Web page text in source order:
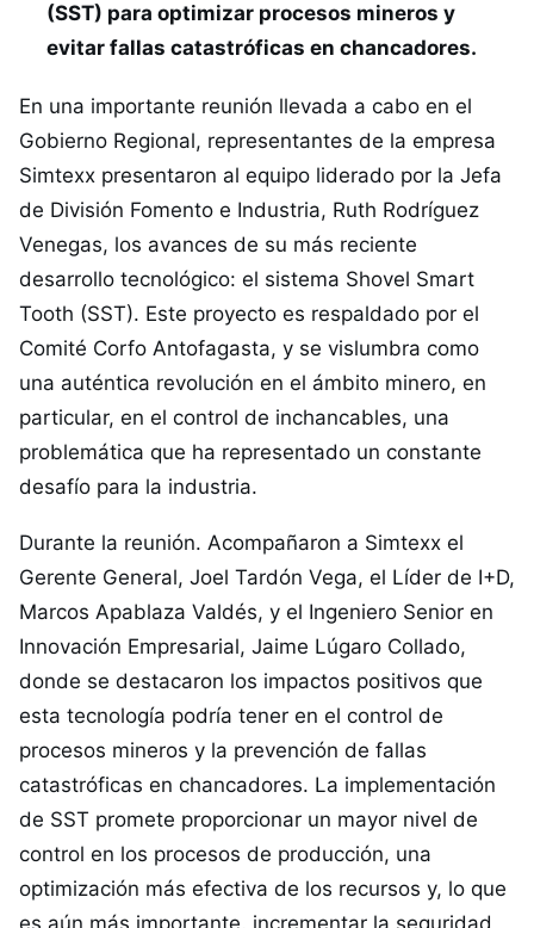
(SST) para optimizar procesos mineros y
evitar fallas catastróficas en chancadores.
En una importante reunión llevada a cabo en el
Gobierno Regional, representantes de la empresa
Simtexx presentaron al equipo liderado por la Jefa
de División Fomento e Industria, Ruth Rodríguez
Venegas, los avances de su más reciente
desarrollo tecnológico: el sistema Shovel Smart
Tooth (SST). Este proyecto es respaldado por el
Comité Corfo Antofagasta, y se vislumbra como
una auténtica revolución en el ámbito minero, en
particular, en el control de inchancables, una
problemática que ha representado un constante
desafío para la industria.
Durante la reunión. Acompañaron a Simtexx el
Gerente General, Joel Tardón Vega, el Líder de I+D,
Marcos Apablaza Valdés, y el Ingeniero Senior en
Innovación Empresarial, Jaime Lúgaro Collado,
donde se destacaron los impactos positivos que
esta tecnología podría tener en el control de
procesos mineros y la prevención de fallas
catastróficas en chancadores. La implementación
de SST promete proporcionar un mayor nivel de
control en los procesos de producción, una
optimización más efectiva de los recursos y, lo que
es aún más importante, incrementar la seguridad